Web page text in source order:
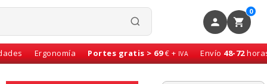
0
Ergonomía Portes gratis > 69€ + IVA Envío 48-72